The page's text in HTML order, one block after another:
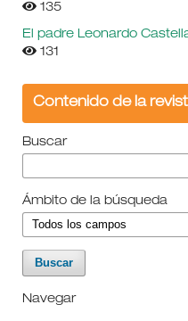
135
El padre Leonardo
131
Contenido de la
Buscar
Ámbito de la búsqueda
Navegar